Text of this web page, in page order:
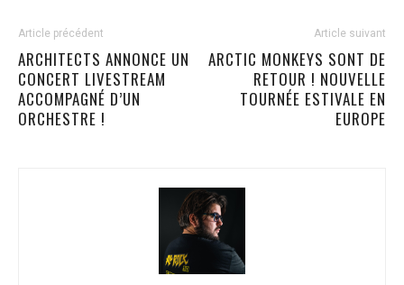
Article précédent
ARCHITECTS ANNONCE UN
CONCERT LIVESTREAM
ACCOMPAGNÉ D’UN
ORCHESTRE !
Article suivant
ARCTIC MONKEYS SONT DE
RETOUR ! NOUVELLE
TOURNÉE ESTIVALE EN
EUROPE